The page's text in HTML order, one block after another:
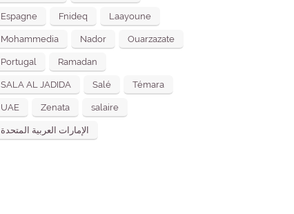
Espagne Fnideq Laayoune
Mohammedia Nador Ouarzazate
Portugal Ramadan
SALA AL JADIDA Salé Témara
UAE Zenata salaire
الإمارات العربية المتحدة